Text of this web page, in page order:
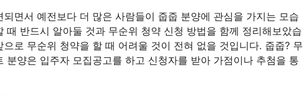
면서 예전보다 더 많은 사람들이 줍줍 분양에 관심을 가지는 모습
때 반드시 알아둘 것과 무순위 청약 신청 방법을 함께 정리해보았습
로 무순위 청약을 할 때 어려울 것이 전혀 없을 것입니다. 줍줍? 무
분양은 입주자 모집공고를 하고 신청자를 받아 가점이나 추첨을 통